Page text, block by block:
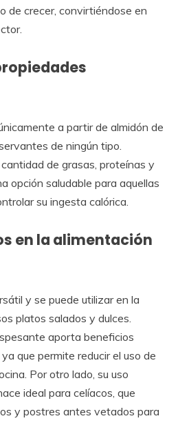
de crecer, convirtiéndose en
a partir de almidón de
de ningún tipo.
de grasas, proteínas y
opción saludable para aquellas
su ingesta calórica.
en la alimentación
y se puede utilizar en la
platos salados y dulces.
aporta beneficios
que permite reducir el uso de
Por otro lado, su uso
ideal para celíacos, que
y postres antes vetados para